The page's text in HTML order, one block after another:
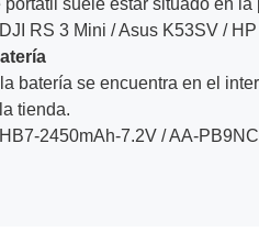
RS 3 Mini / Asus K53SV /
batería se encuentra en el
tienda.
2450mAh-7.2V / AA-